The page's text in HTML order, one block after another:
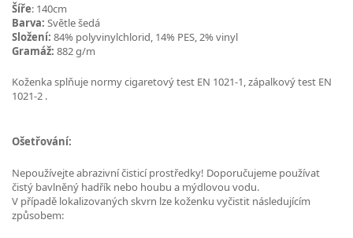
Šíře: 140cm
Barva: Světle šedá
Složení: 84% polyvinylchlorid, 14% PES, 2% vinyl
Gramáž: 882 g/m
Koženka splňuje normy cigaretový test EN 1021-1, zápalkový test EN
1021-2 .
Ošetřování:
Nepoužívejte abrazivní čisticí prostředky! Doporučujeme používat
čistý bavlněný hadřík nebo houbu a mýdlovou vodu.
V případě lokalizovaných skvrn lze koženku vyčistit následujícím
způsobem: